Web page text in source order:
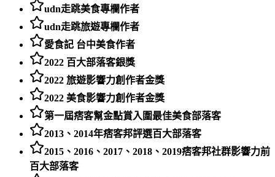
udn走跳美食專欄作者
udn走跳旅遊專欄作者
愛食記 台中美食作者
2022 百大部落客銀獎
2022 旅遊影響力創作者金獎
2022 美食影響力創作者金獎
第一屆痞客幫金點賞入圍最佳美食部落客
2013、2014年痞客邦評選百大部落客
2015、2016、2017、2018、2019痞客邦社群影響力前
百大部落客